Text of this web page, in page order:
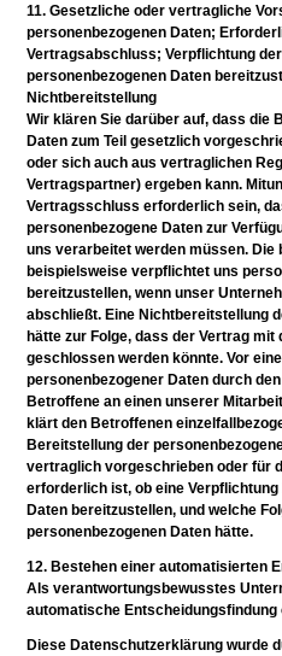
11. Gesetzliche oder vertragliche
personenbezogenen Daten;
Vertragsabschluss; Verpflichtung
personenbezogenen Daten
Nichtbereitstellung
Wir klären Sie darüber auf, dass die
Daten zum Teil gesetzlich
oder sich auch aus vertraglichen
Vertragspartner) ergeben kann.
Vertragsschluss erforderlich sein,
personenbezogene Daten zur
uns verarbeitet werden müssen. Die
beispielsweise verpflichtet uns
bereitzustellen, wenn unser
abschließt. Eine Nichtbereitstellung
hätte zur Folge, dass der Vertrag
geschlossen werden könnte. Vor
personenbezogener Daten durch
Betroffene an einen unserer
klärt den Betroffenen
Bereitstellung der
vertraglich vorgeschrieben oder für
erforderlich ist, ob eine
Daten bereitzustellen, und welche
personenbezogenen Daten hätte.
12. Bestehen einer automatisierten
Als verantwortungsbewusstes
automatische Entscheidungsfindung
Diese Datenschutzerklärung wurde